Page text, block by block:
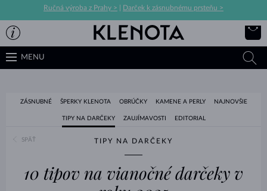
Ručná výroba z Prahy > Darček k zásnubnému prsteňu >
MENU
ZÁSNUBNÉ ŠPERKY KLENOTA OBRÚČKY KAMENE A PERLY NAJNOVŠIE
TIPY NA DARČEKY ZAUJÍMAVOSTI EDITORIAL
SPÄŤ TIPY NA DARČEKY
10 tipov na vianočné darčeky v